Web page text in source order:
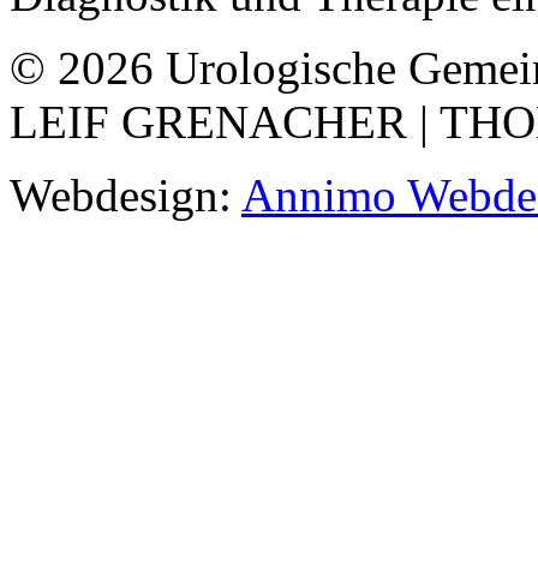
© 2026 Urologische
LEIF GRENACHER |
Webdesign: Annimo